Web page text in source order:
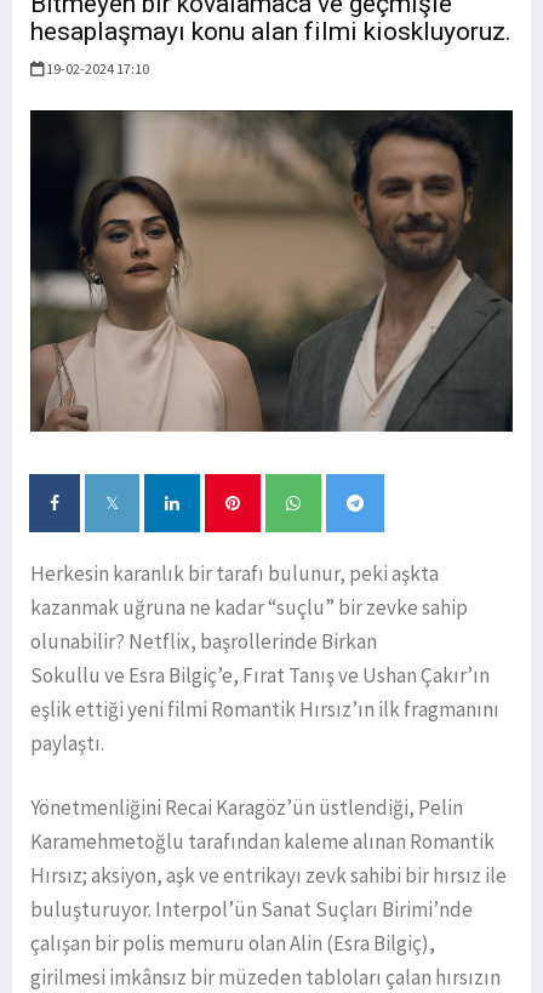
hesaplaşmayı konu alan filmi kioskluyoruz.
19-02-2024 17:10
Herkesin karanlık bir tarafı bulunur, peki aşkta
kazanmak uğruna ne kadar “suçlu” bir zevke sahip
olunabilir? Netflix, başrollerinde Birkan
Sokullu ve Esra Bilgiç’e, Fırat Tanış ve Ushan Çakır’ın
eşlik ettiği yeni filmi Romantik Hırsız’ın ilk fragmanını
paylaştı.
Yönetmenliğini Recai Karagöz’ün üstlendiği, Pelin
Karamehmetoğlu tarafından kaleme alınan Romantik
Hırsız; aksiyon, aşk ve entrikayı zevk sahibi bir hırsız ile
buluşturuyor. Interpol’ün Sanat Suçları Birimi’nde
çalışan bir polis memuru olan Alin (Esra Bilgiç),
girilmesi imkânsız bir müzeden tabloları çalan hırsızın